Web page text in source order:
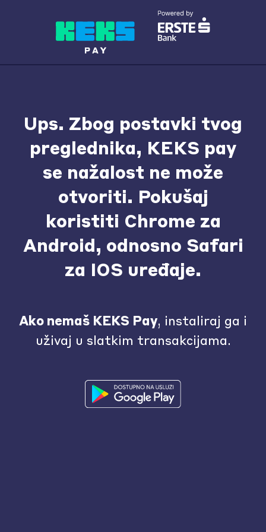
Ups. Zbog postavki tvog
preglednika, KEKS pay
se nažalost ne može
otvoriti. Pokušaj
koristiti Chrome za
Android, odnosno Safari
za IOS uređaje.
Ako nemaš KEKS Pay, instaliraj ga i
uživaj u slatkim transakcijama.